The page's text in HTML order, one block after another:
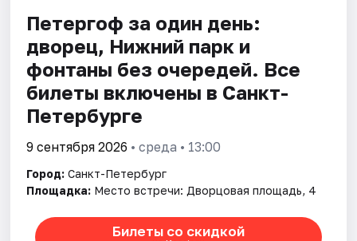
Петергоф за один день:
дворец, Нижний парк и
фонтаны без очередей. Все
билеты включены в Санкт-
Петербурге
9 сентября 2026 • среда • 13:00
Город: Санкт-Петербург
Площадка: Место встречи: Дворцовая площадь, 4
Билеты со скидкой